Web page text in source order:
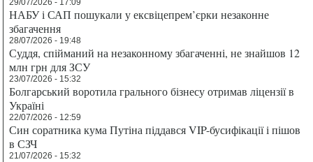
29/07/2026 - 17:09
НАБУ і САП пошукали у ексвіцепрем’єрки незаконне
збагачення
28/07/2026 - 19:48
Суддя, спійманий на незаконному збагаченні, не знайшов 12
млн грн для ЗСУ
23/07/2026 - 15:32
Болгарський воротила грального бізнесу отримав ліцензії в
Україні
22/07/2026 - 12:59
Син соратника кума Путіна піддався VIP-бусифікації і пішов
в СЗЧ
21/07/2026 - 15:32